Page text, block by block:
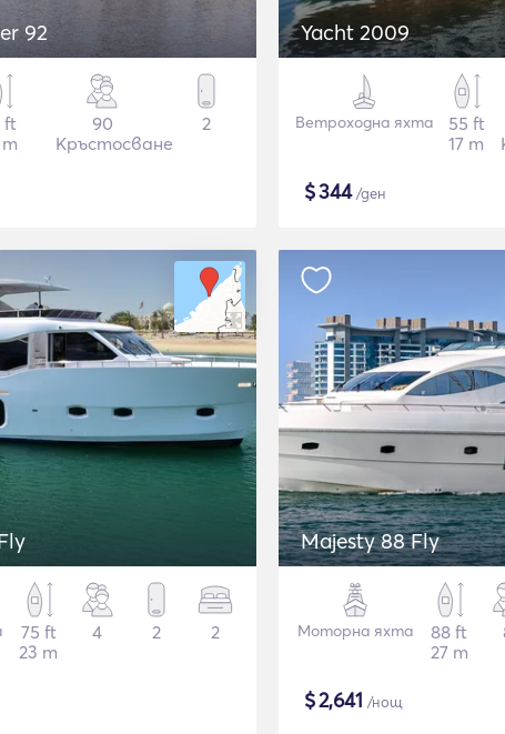
92
ft
90
Кръстосване
2
Yacht 2009
Ветроходна яхта
55 ft
17 m
$344/ден
75 ft
23 m
4 2 2
Majesty 88 Fly
Моторна яхта
88 ft
27 m
$2,641 /нощ